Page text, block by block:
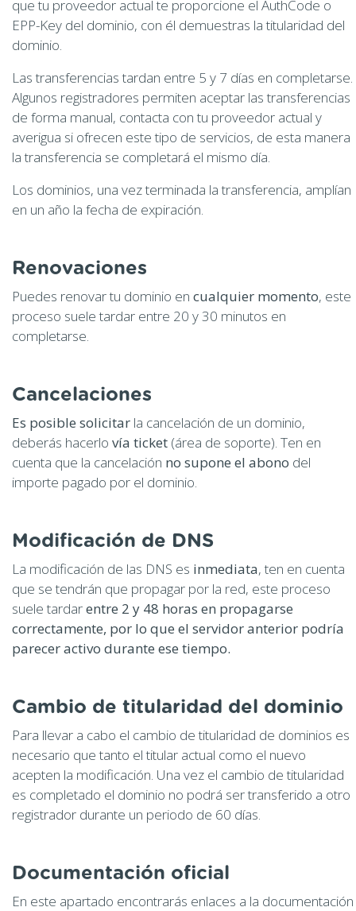
que tu proveedor actual te proporcione el AuthCode o
EPP-Key del dominio, con él demuestras la titularidad del
dominio.
Las transferencias tardan entre 5 y 7 días en completarse.
Algunos registradores permiten aceptar las transferencias
de forma manual, contacta con tu proveedor actual y
averigua si ofrecen este tipo de servicios, de esta manera
la transferencia se completará el mismo día.
Los dominios, una vez terminada la transferencia, amplían
en un año la fecha de expiración.
Renovaciones
Puedes renovar tu dominio en cualquier momento, este
proceso suele tardar entre 20 y 30 minutos en
completarse.
Cancelaciones
Es posible solicitar la cancelación de un dominio,
deberás hacerlo vía ticket (área de soporte). Ten en
cuenta que la cancelación no supone el abono del
importe pagado por el dominio.
Modificación de DNS
La modificación de las DNS es inmediata, ten en cuenta
que se tendrán que propagar por la red, este proceso
suele tardarentre 2 y 48 horas en propagarse
correctamente, por lo que el servidor anterior podría
parecer activo durante ese tiempo.
Cambio de titularidad del dominio
Para llevar a cabo el cambio de titularidad de dominios es
necesario que tanto el titular actual como el nuevo
acepten la modificación. Una vez el cambio de titularidad
es completado el dominio no podrá ser transferido a otro
registrador durante un periodo de 60 días.
Documentación oficial
En este apartado encontrarás enlaces a la documentación